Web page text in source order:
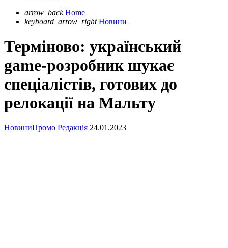
arrow_back Home
keyboard_arrow_right Новини
Терміново: український
game-розробник шукає
спеціалістів, готових до
релокації на Мальту
НовиниПромо Редакція 24.01.2023